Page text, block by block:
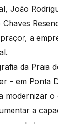
João
a
da Praia
– em Ponta
modernizar o
a